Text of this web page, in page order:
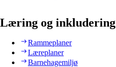
Læring og inkludering
Rammeplaner
Læreplaner
Barnehagemiljø